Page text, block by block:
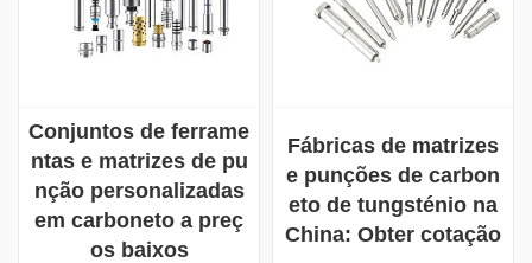
Conjuntos de ferrame
ntas e matrizes de pu
nção personalizadas
em carboneto a preç
os baixos
Fábricas de matrizes
e punções de carbon
eto de tungsténio na
China: Obter cotação